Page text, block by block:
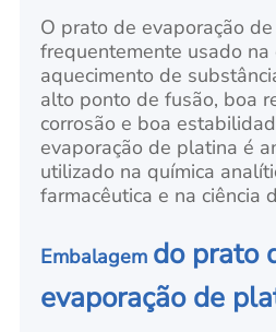
O prato de evaporação
frequentemente usado na
aquecimento de
alto ponto de fusão, boa
corrosão e boa
evaporação de platina é
utilizado na química
farmacêutica e na ciência
Embalagem do prato
evaporação de